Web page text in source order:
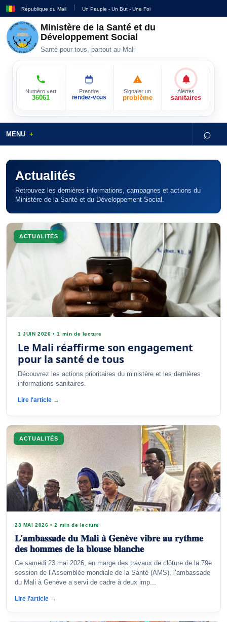
République du Mali Un Peuple - Un But - Une Foi
Ministère de la Santé et du
Développement Social
Santé pour tous, partout au Mali
Numéro vert
36061
Prendre
rendez-vous
Signaler un
problème
Alertes
sanitaires
MENU ⌕
Actualités
Retrouvez les dernières informations, campagnes et actions du
Ministère de la Santé et du Développement Social.
ACTUALITÉS
1 JUIN 2026 •1 min de lecture
Le Mali réaffirme son engagement
pour la santé de tous
Découvrez les actions prioritaires du ministère et les dernières
informations sanitaires.
Lire l'article →
ACTUALITÉS
23 MAI 2026 •2 min de lecture
𝐋’𝐚𝐦𝐛𝐚𝐬𝐬𝐚𝐝𝐞 𝐝𝐮 𝐌𝐚𝐥𝐢 𝐚̀ 𝐆𝐞𝐧𝐞̀𝐯𝐞 𝐯𝐢𝐛𝐫𝐞 𝐚𝐮 𝐫𝐲𝐭𝐡𝐦𝐞
𝐝𝐞𝐬 𝐡𝐨𝐦𝐦𝐞𝐬 𝐝𝐞 𝐥𝐚 𝐛𝐥𝐨𝐮𝐬𝐞 𝐛𝐥𝐚𝐧𝐜𝐡𝐞
Ce samedi 23 mai 2026, en marge des travaux de clôture de la 79e
session de l’Assemblée mondiale de la Santé (AMS), l’ambassade
du Mali à Genève a servi de cadre à deux imp...
Lire l'article →